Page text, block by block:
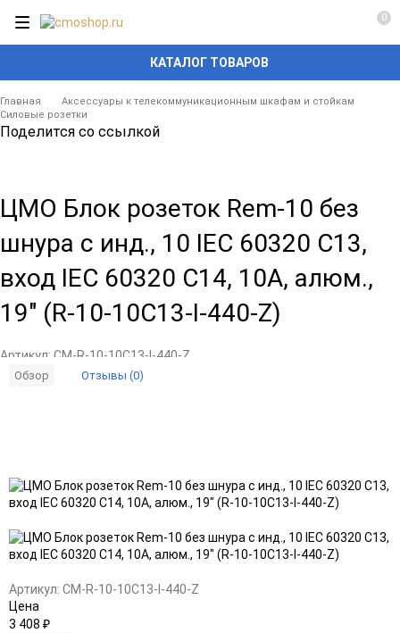
КАТАЛОГ ТОВАРОВ
0
Главная
Аксессуары к телекоммуникационным шкафам и стойкам
Силовые розетки
Поделится со ссылкой
ЦМО Блок розеток Rem-10 без
шнура с инд., 10 IEC 60320 C13,
вход IEC 60320 C14, 10A, алюм.,
19" (R-10-10C13-I-440-Z)
Артикул: CM-R-10-10C13-I-440-Z
Обзор Отзывы (0)
в
избранное
к
сравнению
Артикул: CM-R-10-10C13-I-440-Z
Цена
3 408 ₽